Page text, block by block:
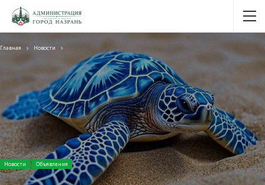
Главная Новости
Новости Объявления